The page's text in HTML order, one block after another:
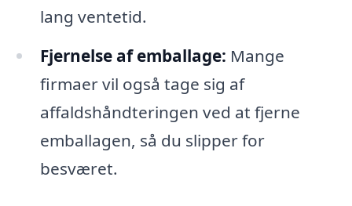
lang ventetid.
Fjernelse af emballage: Mange
firmaer vil også tage sig af
affaldshåndteringen ved at fjerne
emballagen, så du slipper for
besværet.